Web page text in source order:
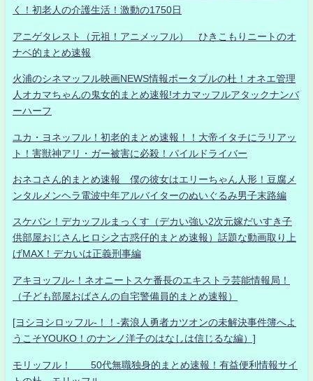
く！初老人の介護生活！激動の1750日
アニゲタレスト（元祖！アニメッフル） ひきこもりニートのオ
ナベ的まとめ速報
火浦のシネマッフル映画NEWS情報ポータブルの杜！オネエ管理
人オカマちゃんの鬼女的まとめ速報!オカマッフルアタックナンバ
ーハーフ
ユカ・ヨネッフル！初老的まとめ速報！！大帝イタチにラリアッ
ト！害獣神アリ・ガー被害に必殺！パイルドライバー
おネコさん的まとめ速報 僕の彼女はエリーちゃん人形！豆腐メ
ンタルメンヘラ電波中年アルバイターのぬいぐるみ男子末路編
スケバン！デカッフルまっくす（デカい強い2次元嫁だいすき子
供部屋おじさんヒロシ之古惑仔的まとめ速報）話題な動画取り上
げMAX！デカいは正義刑事編
アキヨッフル-！ネオニートスケ番長のエキストラ芸能情報局！
（子ども部屋おばさんの自宅警備員的まとめ速報）
[ヨシヨシロッフル-！！-素浪人勇者カツオンの未解決事件簿へよ
うこそYOUKO！のナンノ洋子のはなしは信じるな編）]
モリッフル！ 50代無職独身的まとめ速報！有益便利情報サイ